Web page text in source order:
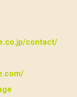
contact/